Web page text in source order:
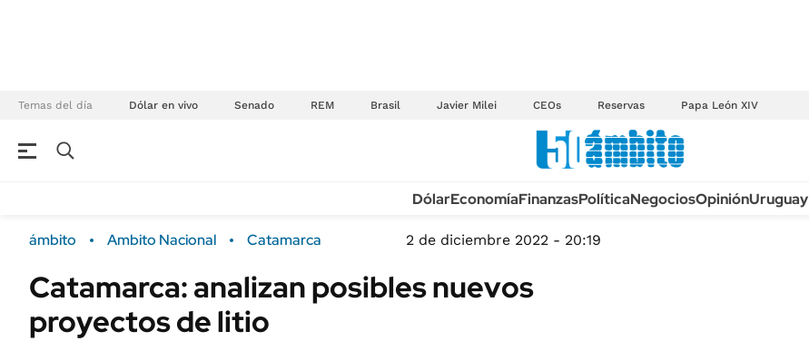
Temas del día Dólar en vivo Senado REM Brasil Javier Milei CEOs Reservas Papa León XIV
Campo
FINANZAS
Sustentabilidad
TECNOLOGÍA
MÉXICO
MUNDO
DólarEconomíaFinanzasPolíticaNegociosOpiniónUruguay
ámbito Ambito Nacional Catamarca 2 de diciembre 2022 - 20:19
Catamarca: analizan posibles nuevos
proyectos de litio